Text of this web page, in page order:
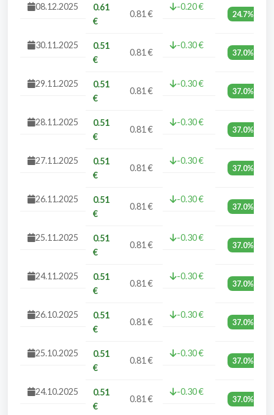
08.12.2025
0.61
€
0.81 €
-0.20 €
24.7%
30.11.2025
0.51
€
0.81 €
-0.30 €
37.0%
29.11.2025
0.51
€
0.81 €
-0.30 €
37.0%
28.11.2025
0.51
€
0.81 €
-0.30 €
37.0%
27.11.2025
0.51
€
0.81 €
-0.30 €
37.0%
26.11.2025
0.51
€
0.81 €
-0.30 €
37.0%
25.11.2025
0.51
€
0.81 €
-0.30 €
37.0%
24.11.2025
0.51
€
0.81 €
-0.30 €
37.0%
26.10.2025
0.51
€
0.81 €
-0.30 €
37.0%
25.10.2025
0.51
€
0.81 €
-0.30 €
37.0%
24.10.2025
0.51
€
0.81 €
-0.30 €
37.0%